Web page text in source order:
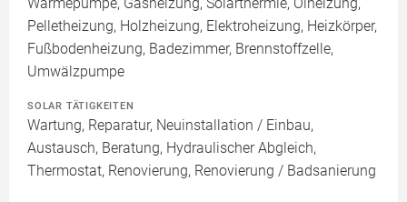
Pelletheizung, Holzheizung, Elektroheizung, Heizkörper,
Fußbodenheizung, Badezimmer, Brennstoffzelle,
Umwälzpumpe
SOLAR TÄTIGKEITEN
Wartung, Reparatur, Neuinstallation / Einbau,
Austausch, Beratung, Hydraulischer Abgleich,
Thermostat, Renovierung, Renovierung / Badsanierung